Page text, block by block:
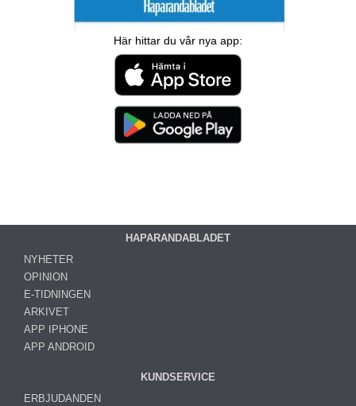
Här hittar du vår nya app:
HAPARANDABLADET
NYHETER
OPINION
E-TIDNINGEN
ARKIVET
APP IPHONE
APP ANDROID
KUNDSERVICE
ERBJUDANDEN